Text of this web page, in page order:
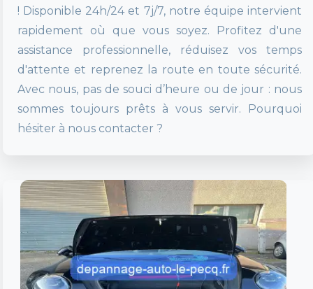
! Disponible 24h/24 et 7j/7, notre équipe intervient
rapidement où que vous soyez. Profitez d'une
assistance professionnelle, réduisez vos temps
d'attente et reprenez la route en toute sécurité.
Avec nous, pas de souci d’heure ou de jour : nous
sommes toujours prêts à vous servir. Pourquoi
hésiter à nous contacter ?